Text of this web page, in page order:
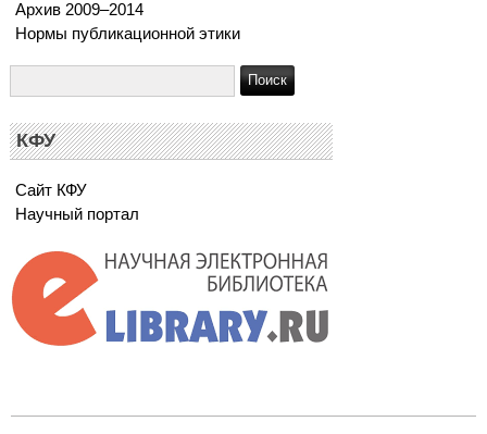
Архив 2009–2014
Нормы публикационной этики
КФУ
Сайт КФУ
Научный портал